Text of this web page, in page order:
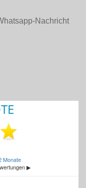
Nachricht